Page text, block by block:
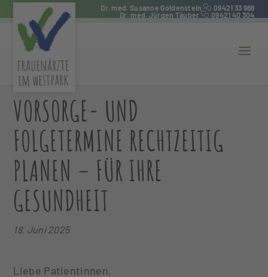
Dr. med. Susanne Goldenstein
09421 33 988
Dr. med. Jürgen Täuber
09421 40 304
VORSORGE- UND
FOLGETERMINE RECHTZEITIG
PLANEN – FÜR IHRE
GESUNDHEIT
18. Juni 2025
Liebe Patientinnen,